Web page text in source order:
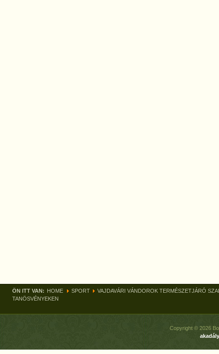
ÖN ITT VAN: HOME SPORT
VAJDAVÁRI VÁNDOROK TERMÉSZETJÁRÓ
TANÖSVÉNYEKEN
Copyright © 2026